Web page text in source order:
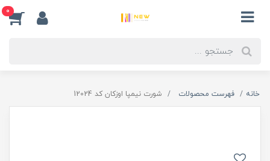
0
خانه فهرست محصولات شورت نیمپا اوزکان کد 12024